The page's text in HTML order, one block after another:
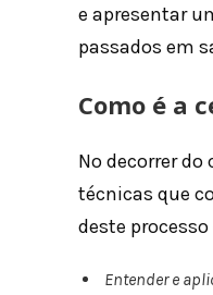
e apresentar
passados em
Como é a
No decorrer
técnicas que
deste
Entender e